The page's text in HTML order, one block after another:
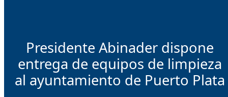
Presidente Abinader dispone
entrega de equipos de limpieza
al ayuntamiento de Puerto Plata